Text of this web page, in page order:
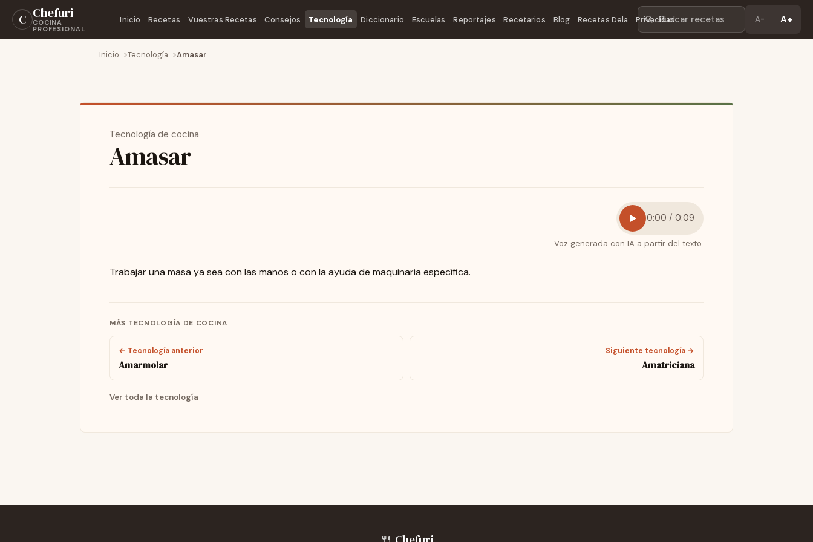
C Chefuri
COCINA
PROFESIONAL
Buscar recetas A- A+
Inicio Recetas Vuestras Recetas Consejos Tecnología Diccionario Escuelas Reportajes Recetarios Blog Recetas Dela Privacidad
Inicio Tecnología Amasar
Tecnología de cocina
Amasar
0:00 / 0:09
Voz generada con IA a partir del texto.
Trabajar una masa ya sea con las manos o con la ayuda de maquinaria específica.
MÁS TECNOLOGÍA DE COCINA
← Tecnología anterior
Amarmolar
Siguiente tecnología →
Amatriciana
Ver toda la tecnología